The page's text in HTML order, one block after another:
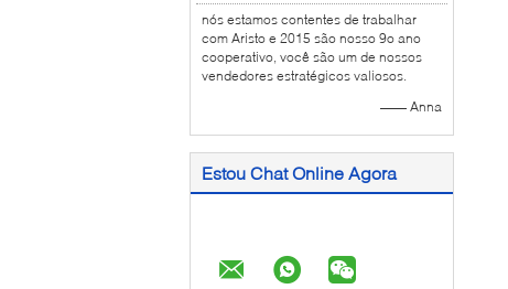
nós estamos contentes de trabalhar
com Aristo e 2015 são nosso 9o ano
cooperativo, você são um de nossos
vendedores estratégicos valiosos.
—— Anna
Estou Chat Online Agora